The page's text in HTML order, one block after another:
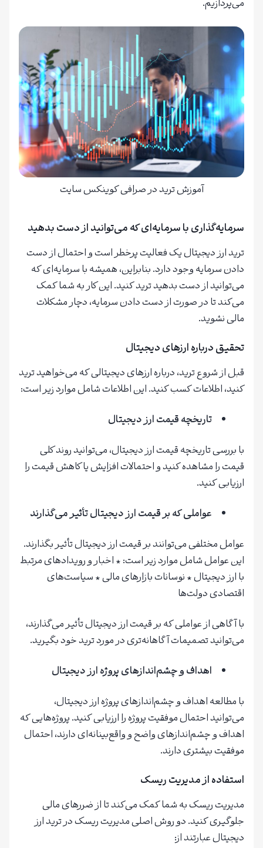
می‌پردازیم.
آموزش ترید در صرافی کوینکس سایت
سرمایه‌گذاری با سرمایه‌ای که می‌توانید از دست بدهید
ترید ارز دیجیتال یک فعالیت پرخطر است و احتمال از دست
دادن سرمایه وجود دارد. بنابراین، همیشه با سرمایه‌ای که
می‌توانید از دست بدهید ترید کنید. این کار به شما کمک
می‌کند تا در صورت از دست دادن سرمایه، دچار مشکلات
مالی نشوید.
تحقیق درباره ارزهای دیجیتال
قبل از شروع ترید، درباره ارزهای دیجیتالی که می‌خواهید ترید
کنید، اطلاعات کسب کنید. این اطلاعات شامل موارد زیر است:
تاریخچه قیمت ارز دیجیتال
با بررسی تاریخچه قیمت ارز دیجیتال، می‌توانید روند کلی
قیمت را مشاهده کنید و احتمالات افزایش یا کاهش قیمت را
ارزیابی کنید.
عواملی که بر قیمت ارز دیجیتال تأثیر می‌گذارند
عوامل مختلفی می‌توانند بر قیمت ارز دیجیتال تأثیر بگذارند.
این عوامل شامل موارد زیر است: * اخبار و رویدادهای مرتبط
با ارز دیجیتال * نوسانات بازارهای مالی * سیاست‌های
اقتصادی دولت‌ها
با آگاهی از عواملی که بر قیمت ارز دیجیتال تأثیر می‌گذارند،
می‌توانید تصمیمات آگاهانه‌تری در مورد ترید خود بگیرید.
اهداف و چشم‌اندازهای پروژه ارز دیجیتال
با مطالعه اهداف و چشم‌اندازهای پروژه ارز دیجیتال،
می‌توانید احتمال موفقیت پروژه را ارزیابی کنید. پروژه‌هایی که
اهداف و چشم‌اندازهای واضح و واقع‌بینانه‌ای دارند، احتمال
موفقیت بیشتری دارند.
استفاده از مدیریت ریسک
مدیریت ریسک به شما کمک می‌کند تا از ضررهای مالی
جلوگیری کنید. دو روش اصلی مدیریت ریسک در ترید ارز
دیجیتال عبارتند از: